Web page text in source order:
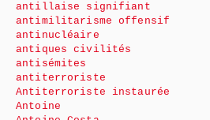
antillaise signifiant
antimilitarisme offensif
antinucléaire
antiques civilités
antisémites
antiterroriste
Antiterroriste instaurée
Antoine